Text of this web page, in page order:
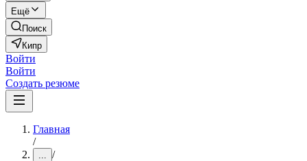
Ещё
Поиск
Кипр
Войти
Войти
Создать резюме
Главная
/
... /